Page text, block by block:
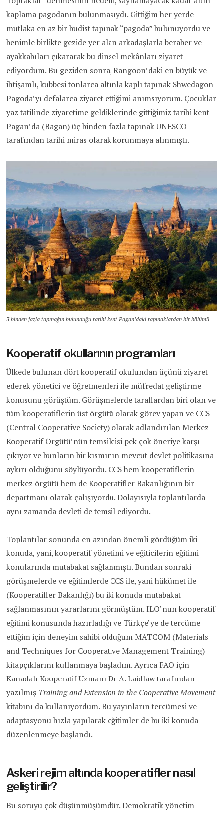
kaplama pagodanın bulunmasıydı. Gittiğim her yerde
mutlaka en az bir budist tapınak “pagoda” bulunuyordu ve
benimle birlikte gezide yer alan arkadaşlarla beraber ve
ayakkabıları çıkararak bu dinsel mekânları ziyaret
ediyordum. Bu geziden sonra, Rangoon’daki en büyük ve
ihtişamlı, kubbesi tonlarca altınla kaplı tapınak Shwedagon
Pagoda’yı defalarca ziyaret ettiğimi anımsıyorum. Çocuklar
yaz tatilinde ziyaretime geldiklerinde gittiğimiz tarihi kent
Pagan’da (Bagan) üç binden fazla tapınak UNESCO
tarafından tarihi miras olarak korunmaya alınmıştı.
3 binden fazla tapınağın bulunduğu tarihi kent Pagan’daki tapınaklardan bir bölümü
Kooperatif okullarının programları
Ülkede bulunan dört kooperatif okulundan üçünü ziyaret
ederek yönetici ve öğretmenleri ile müfredat geliştirme
konusunu görüştüm. Görüşmelerde taraflardan biri olan ve
tüm kooperatiflerin üst örgütü olarak görev yapan ve CCS
(Central Cooperative Society) olarak adlandırılan Merkez
Kooperatif Örgütü’nün temsilcisi pek çok öneriye karşı
çıkıyor ve bunların bir kısmının mevcut devlet politikasına
aykırı olduğunu söylüyordu. CCS hem kooperatiflerin
merkez örgütü hem de Kooperatifler Bakanlığının bir
departmanı olarak çalışıyordu. Dolayısıyla toplantılarda
aynı zamanda devleti de temsil ediyordu.
Toplantılar sonunda en azından önemli gördüğüm iki
konuda, yani, kooperatif yönetimi ve eğiticilerin eğitimi
konularında mutabakat sağlanmıştı. Bundan sonraki
görüşmelerde ve eğitimlerde CCS ile, yani hükümet ile
(Kooperatifler Bakanlığı) bu iki konuda mutabakat
sağlanmasının yararlarını görmüştüm. ILO’nun kooperatif
eğitimi konusunda hazırladığı ve Türkçe’ye de tercüme
ettiğim için deneyim sahibi olduğum MATCOM (Materials
and Techniques for Cooperative Management Training)
kitapçıklarını kullanmaya başladım. Ayrıca FAO için
Kanadalı Kooperatif Uzmanı Dr A. Laidlaw tarafından
yazılmış Training and Extension in the Cooperative Movement
kitabını da kullanıyordum. Bu yayınların tercümesi ve
adaptasyonu hızla yapılarak eğitimler de bu iki konuda
düzenlenmeye başlandı.
Askeri rejim altında kooperatifler nasıl
geliştirilir?
Bu soruyu çok düşünmüşümdür. Demokratik yönetim